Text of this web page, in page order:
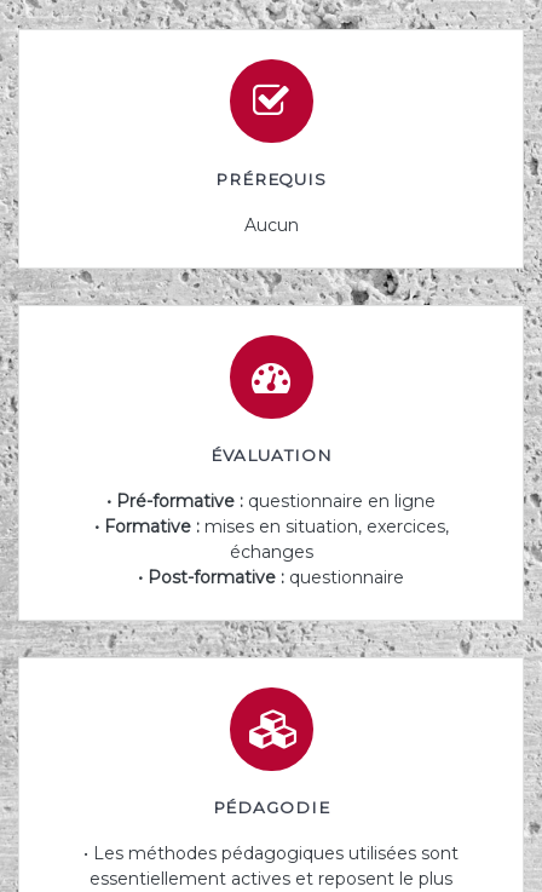
PRÉREQUIS
Aucun
ÉVALUATION
• Pré-formative : questionnaire en ligne
• Formative :mises en situation, exercices,
échanges
• Post-formative : questionnaire
PÉDAGODIE
• Les méthodes pédagogiques utilisées sont
essentiellement actives et reposent le plus